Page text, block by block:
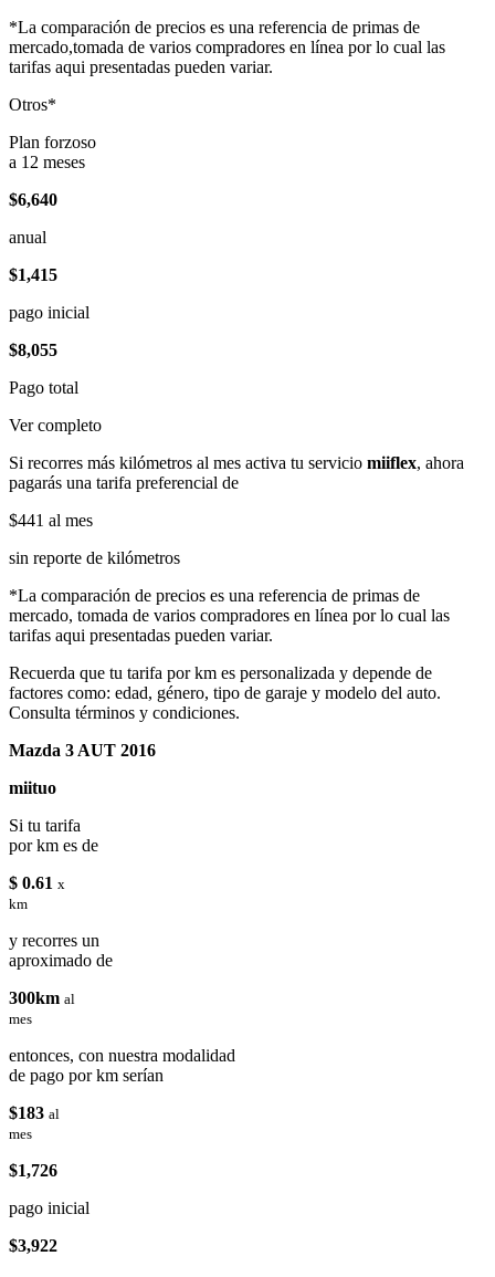
*La comparación de precios es una referencia de primas de
mercado,tomada de varios compradores en línea por lo cual las
tarifas aqui presentadas pueden variar.
Otros*
Plan forzoso
a 12 meses
$6,640
anual
$1,415
pago inicial
$8,055
Pago total
Ver completo
Si recorres más kilómetros al mes activa tu servicio miiflex, ahora
pagarás una tarifa preferencial de
$441 al mes
sin reporte de kilómetros
*La comparación de precios es una referencia de primas de
mercado, tomada de varios compradores en línea por lo cual las
tarifas aqui presentadas pueden variar.
Recuerda que tu tarifa por km es personalizada y depende de
factores como: edad, género, tipo de garaje y modelo del auto.
Consulta términos y condiciones.
Mazda 3 AUT 2016
miituo
Si tu tarifa
por km es de
$ 0.61 x
km
y recorres un
aproximado de
300km al
mes
entonces, con nuestra modalidad
de pago por km serían
$183 al
mes
$1,726
pago inicial
$3,922